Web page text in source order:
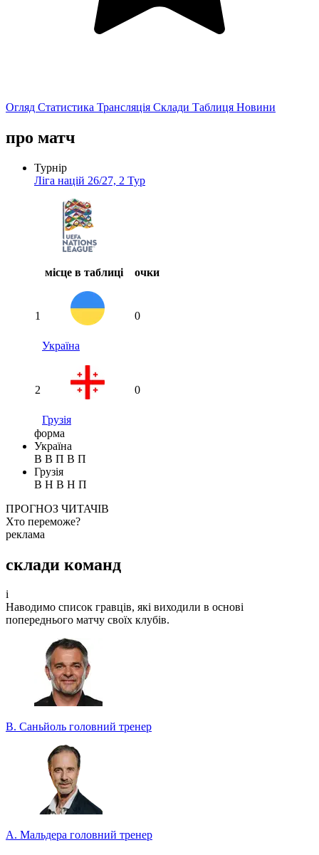
Огляд Статистика Трансляція Склади Таблиця Новини
про матч
Турнір
Ліга націй 26/27, 2 Тур
місце в таблиці очки
1
Україна
0
2
Грузія
0
форма
Україна
В В П В П
Грузія
В Н В Н П
ПРОГНОЗ ЧИТАЧІВ
Хто переможе?
Беріть участь у турнірі прогнозистів та здобувайте класні
призи!
Турнір прогнозистів
реклама
склади команд
i
Наводимо список гравців, які виходили в основі
попереднього матчу своїх клубів.
В. Саньйоль головний тренер
А. Мальдера головний тренер